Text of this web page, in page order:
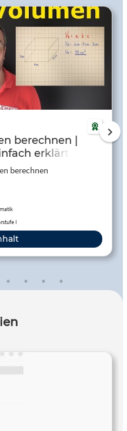
erklärt |
- YouTube
berechnen
I